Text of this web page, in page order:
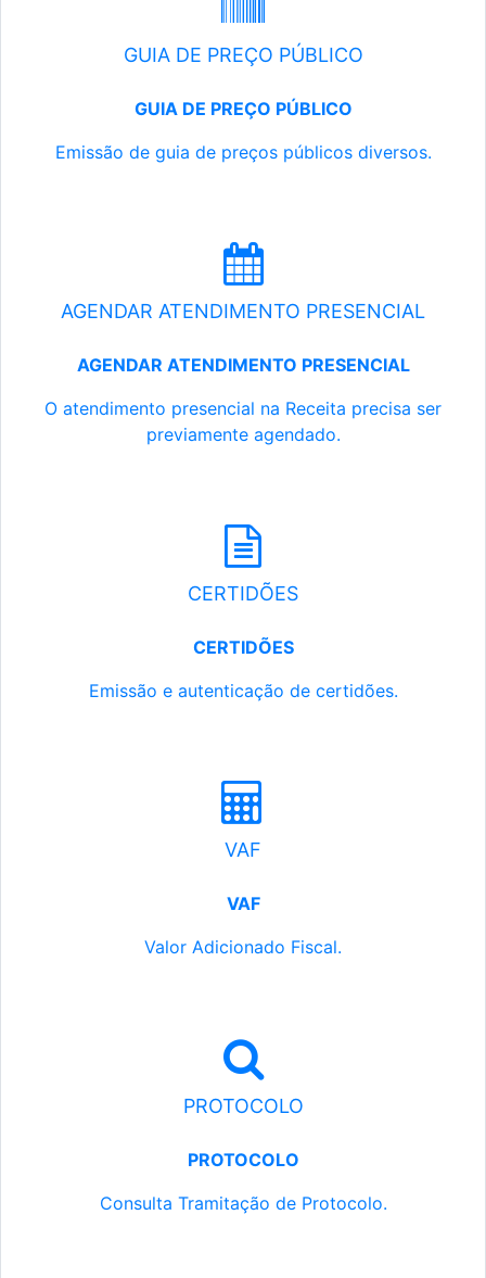
GUIA DE PREÇO PÚBLICO
GUIA DE PREÇO PÚBLICO
Emissão de guia de preços públicos diversos.
AGENDAR ATENDIMENTO PRESENCIAL
AGENDAR ATENDIMENTO PRESENCIAL
O atendimento presencial na Receita precisa ser
previamente agendado.
CERTIDÕES
CERTIDÕES
Emissão e autenticação de certidões.
VAF
VAF
Valor Adicionado Fiscal.
PROTOCOLO
PROTOCOLO
Consulta Tramitação de Protocolo.